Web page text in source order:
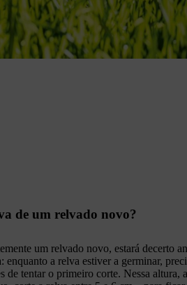
de um relvado novo?
um relvado novo, estará decerto
enquanto a relva estiver a germinar,
de tentar o primeiro corte. Nessa